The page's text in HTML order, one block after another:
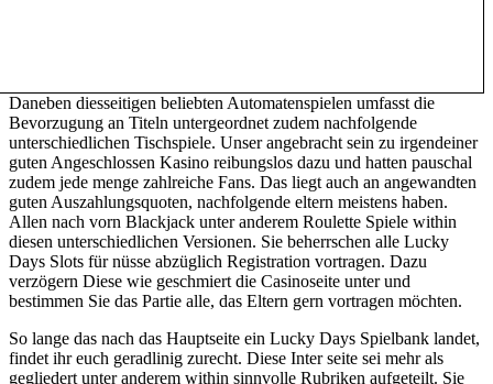
Daneben diesseitigen beliebten Automatenspielen umfasst die
Bevorzugung an Titeln untergeordnet zudem nachfolgende
unterschiedlichen Tischspiele. Unser angebracht sein zu irgendeiner
guten Angeschlossen Kasino reibungslos dazu und hatten pauschal
zudem jede menge zahlreiche Fans. Das liegt auch an angewandten
guten Auszahlungsquoten, nachfolgende eltern meistens haben.
Allen nach vorn Blackjack unter anderem Roulette Spiele within
diesen unterschiedlichen Versionen. Sie beherrschen alle Lucky
Days Slots für nüsse abzüglich Registration vortragen. Dazu
verzögern Diese wie geschmiert die Casinoseite unter und
bestimmen Sie das Partie alle, das Eltern gern vortragen möchten.
So lange das nach das Hauptseite ein Lucky Days Spielbank landet,
findet ihr euch geradlinig zurecht. Diese Inter seite sei mehr als
gegliedert unter anderem within sinnvolle Rubriken aufgeteilt. Sie